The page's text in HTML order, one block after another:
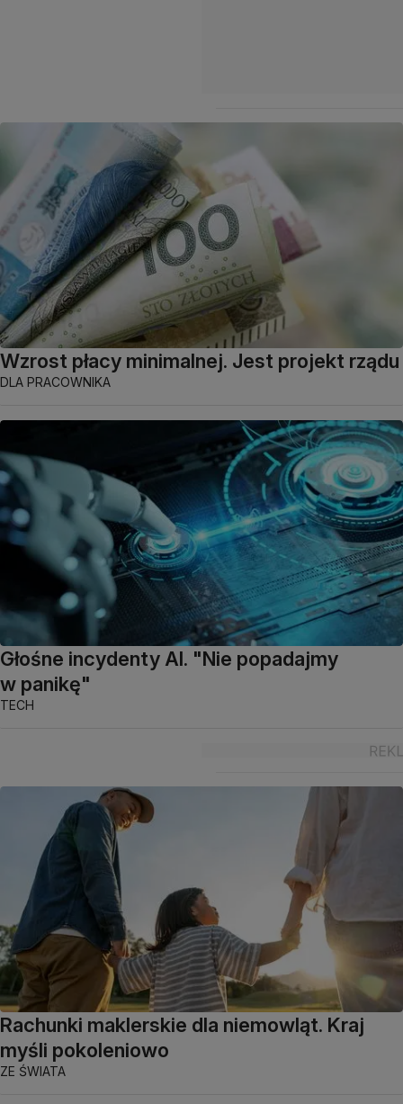
Wzrost płacy minimalnej. Jest projekt rządu
DLA PRACOWNIKA
Głośne incydenty AI. "Nie popadajmy
w panikę"
TECH
Rachunki maklerskie dla niemowląt. Kraj
myśli pokoleniowo
ZE ŚWIATA